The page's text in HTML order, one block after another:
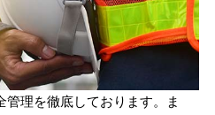
理を徹底しております。ま